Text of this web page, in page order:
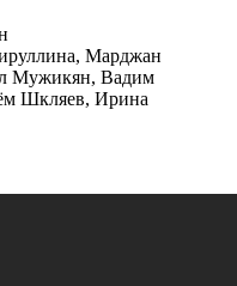
Марджан
Мужикян, Вадим
Шкляев, Ирина